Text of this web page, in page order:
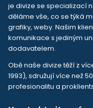
je divize se specializací
děláme vše, co se týká
grafiky, weby. Našim
komunikace s jediným
dodavatelem.
Obě naše divize těží z
1993), sdružují více než
profesionalitu a